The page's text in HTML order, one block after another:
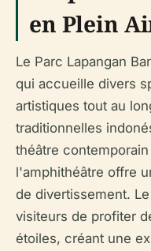
en Plein
Le Parc Lapangan
qui accueille divers
artistiques tout au
traditionnelles
théâtre
l'amphithéâtre offre
de divertissement.
visiteurs de profiter
étoiles, créant une